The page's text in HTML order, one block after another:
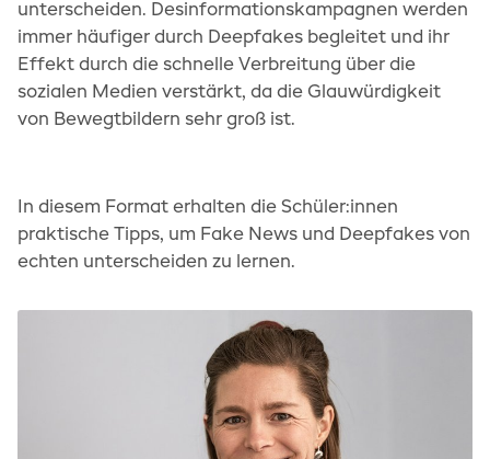
unterscheiden. Desinformationskampagnen werden
immer häufiger durch Deepfakes begleitet und ihr
Effekt durch die schnelle Verbreitung über die
sozialen Medien verstärkt, da die Glauwürdigkeit
von Bewegtbildern sehr groß ist.
In diesem Format erhalten die Schüler:innen
praktische Tipps, um Fake News und Deepfakes von
echten unterscheiden zu lernen.